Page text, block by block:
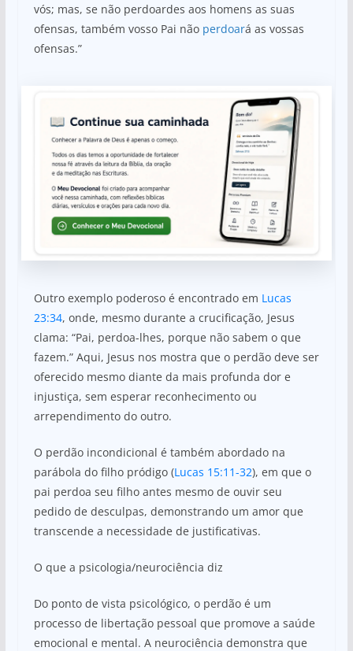
vós; mas, se não perdoardes aos homens as suas
ofensas, também vosso Pai não perdoará as vossas
ofensas.”
Outro exemplo poderoso é encontrado em Lucas
23:34, onde, mesmo durante a crucificação, Jesus
clama: “Pai, perdoa-lhes, porque não sabem o que
fazem.” Aqui, Jesus nos mostra que o perdão deve ser
oferecido mesmo diante da mais profunda dor e
injustiça, sem esperar reconhecimento ou
arrependimento do outro.
O perdão incondicional é também abordado na
parábola do filho pródigo (Lucas 15:11-32), em que o
pai perdoa seu filho antes mesmo de ouvir seu
pedido de desculpas, demonstrando um amor que
transcende a necessidade de justificativas.
O que a psicologia/neurociência diz
Do ponto de vista psicológico, o perdão é um
processo de libertação pessoal que promove a saúde
emocional e mental. A neurociência demonstra que